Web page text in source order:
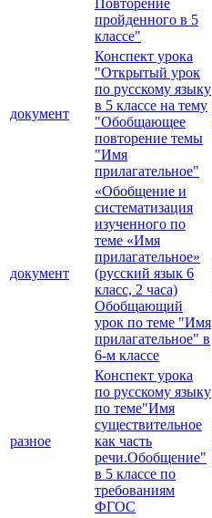
Повторение
пройденного в 5
классе"
документ
Конспект урока
"Открытый урок
по русскому языку
в 5 классе на тему
"Обобщающее
повторение темы
"Имя
прилагательное"
документ
«Обобщение и
систематизация
изученного по
теме «Имя
прилагательное»
(русский язык 6
класс, 2 часа)
Обобщающий
урок по теме "Имя
прилагательное" в
6-м классе
разное
Конспект урока
по русскому языку
по теме"Имя
существительное
как часть
речи.Обобщение"
в 5 классе по
требованиям
ФГОС